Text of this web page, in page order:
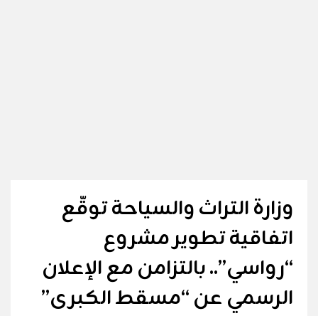
وزارة التراث والسياحة توقّع
اتفاقية تطوير مشروع
“رواسي”.. بالتزامن مع الإعلان
الرسمي عن “مسقط الكبرى”